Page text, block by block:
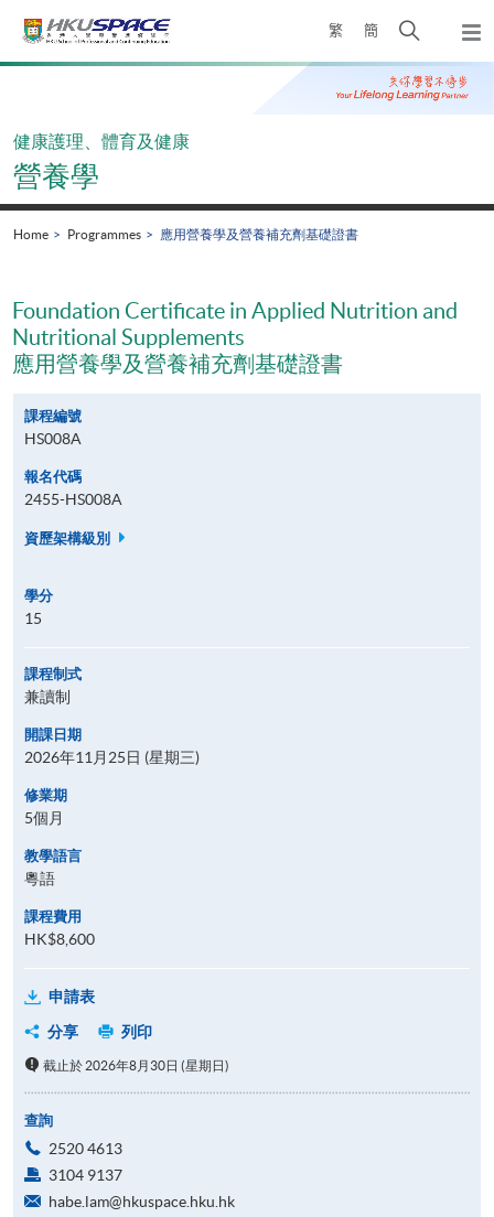
繁 簡
Open
search
panel
Main
健康護理、體育及健康
營養學
Home Programmes 應用營養學及營養補充劑基礎證書
Foundation Certificate in Applied Nutrition and
Nutritional Supplements
應用營養學及營養補充劑基礎證書
課程編號
HS008A
報名代碼
2455-HS008A
資歷架構級別
學分
15
課程制式
兼讀制
開課日期
2026年11月25日 (星期三)
修業期
5個月
教學語言
粵語
課程費用
HK$8,600
申請表
分享
列印
截止於 2026年8月30日 (星期日)
查詢
2520 4613
3104 9137
habe.lam@hkuspace.hku.hk